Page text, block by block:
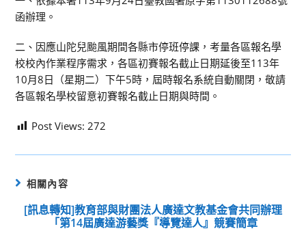
函辦理。
二、因應山陀兒颱風期間各縣市停班停課，考量各區報名學
校校內作業程序需求，各區初賽報名截止日期延後至113年
10月8日（星期二）下午5時，屆時報名系統自動關閉，敬請
各區報名學校留意初賽報名截止日期與時間。
Post Views: 272
相關內容
[訊息轉知]教育部與財團法人廣達文教基金會共同辦理
「第14屆廣達游藝獎『導覽達人』競賽簡章